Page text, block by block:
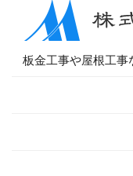
板金工事や屋根工